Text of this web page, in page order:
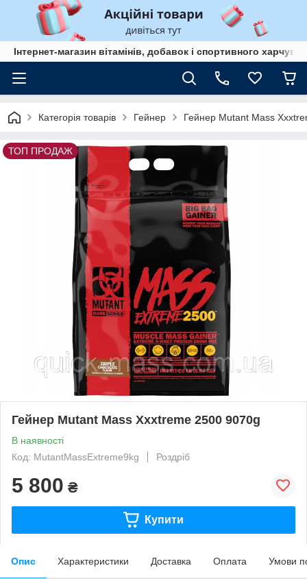
Інтернет-магазин вітамінів, добавок і спортивного
Категорія товарів Гейнер Гейнер Mutant Mass
ТОП ПРОДАЖ
Гейнер Mutant Mass Xxxtreme 2500 9070g
В наявності
Код: MutantMassExtreme9kg
Роздріб
5 800 ₴
Купити
Опис Характеристики Доставка Оплата Умови